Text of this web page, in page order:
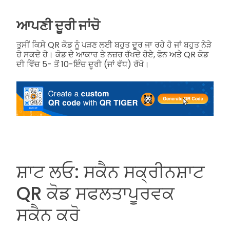
ਆਪਣੀ ਦੂਰੀ ਜਾਂਚੋ
ਤੁਸੀਂ ਕਿਸੇ QR ਕੋਡ ਨੂੰ ਪੜਣ ਲਈ ਬਹੁਤ ਦੂਰ ਜਾ ਰਹੇ ਹੋ ਜਾਂ ਬਹੁਤ ਨੇੜੇ
ਹੋ ਸਕਦੇ ਹੋ। ਕੋਡ ਦੇ ਆਕਾਰ ਤੇ ਨਜ਼ਰ ਰੱਖਦੇ ਹੋਏ, ਫੋਨ ਅਤੇ QR ਕੋਡ
ਦੀ ਵਿੱਚ 5- ਤੋਂ 10-ਇੰਚ ਦੂਰੀ (ਜਾਂ ਵੱਧ) ਰੱਖੋ।
ਸ਼ਾਟ ਲਓ: ਸਕੈਨ ਸਕ੍ਰੀਨਸ਼ਾਟ
QR ਕੋਡ ਸਫਲਤਾਪੂਰਵਕ
ਸਕੈਨ ਕਰੋ